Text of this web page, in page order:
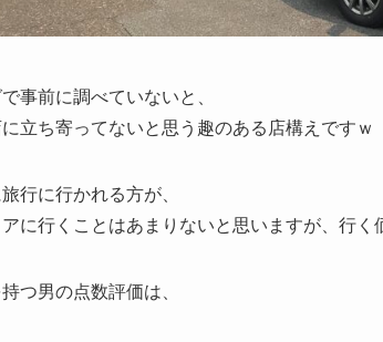
事前に調べていないと、
立ち寄ってないと思う趣のある店構えですｗ
行に行かれる方が、
に行くことはあまりないと思いますが、行く
つ男の点数評価は、